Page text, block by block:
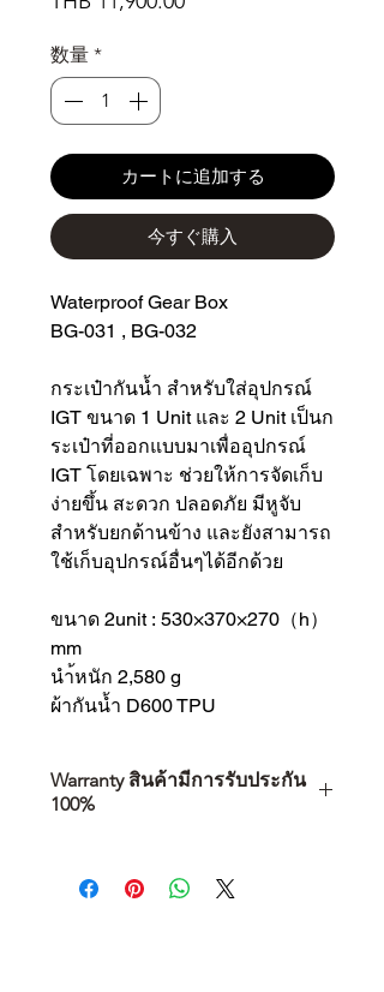
数量 *
カートに追加する
今すぐ購入
Waterproof Gear Box
BG-031 , BG-032
กระเป๋ากันน้ำ สำหรับใส่อุปกรณ์
IGT ขนาด 1 Unit และ 2 Unit เป็นก
ระเป๋าที่ออกแบบมาเพื่ออุปกรณ์
IGT โดยเฉพาะ ช่วยให้การจัดเก็บ
ง่ายขึ้น สะดวก ปลอดภัย มีหูจับ
สำหรับยกด้านข้าง และยังสามารถ
ใช้เก็บอุปกรณ์อื่นๆได้อีกด้วย
ขนาด 2unit : 530×370×270（h）
mm
นำ้หนัก 2,580 g
ผ้ากันน้ำ D600 TPU
Warranty สินค้ามีการรับประกัน
100%
คุณตัดสินใจซื้อ แต่รวมไปถึง
“ประสบการณ์หลังการใช้งาน” ใน